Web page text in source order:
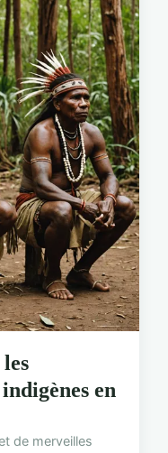
en
de merveilles